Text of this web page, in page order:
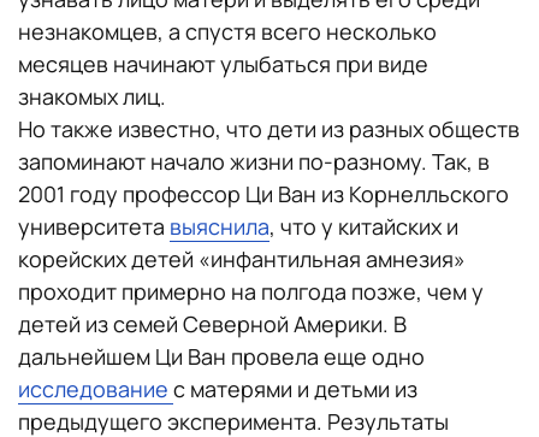
незнакомцев, а спустя всего несколько
месяцев начинают улыбаться при виде
знакомых лиц.
Но также известно, что дети из разных обществ
запоминают начало жизни по-разному. Так, в
2001 году профессор Ци Ван из Корнелльского
университета выяснила, что у китайских и
корейских детей «инфантильная амнезия»
проходит примерно на полгода позже, чем у
детей из семей Северной Америки. В
дальнейшем Ци Ван провела еще одно
исследование с матерями и детьми из
предыдущего эксперимента. Результаты